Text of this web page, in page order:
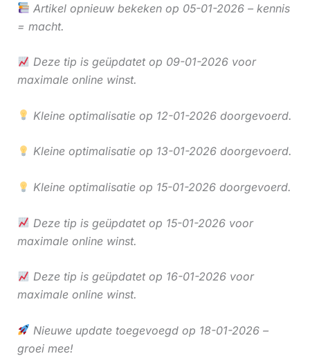
Artikel opnieuw bekeken op 05-01-2026 – kennis
= macht.
Deze tip is geüpdatet op 09-01-2026 voor
maximale online winst.
Kleine optimalisatie op 12-01-2026 doorgevoerd.
Kleine optimalisatie op 13-01-2026 doorgevoerd.
Kleine optimalisatie op 15-01-2026 doorgevoerd.
Deze tip is geüpdatet op 15-01-2026 voor
maximale online winst.
Deze tip is geüpdatet op 16-01-2026 voor
maximale online winst.
Nieuwe update toegevoegd op 18-01-2026 –
groei mee!